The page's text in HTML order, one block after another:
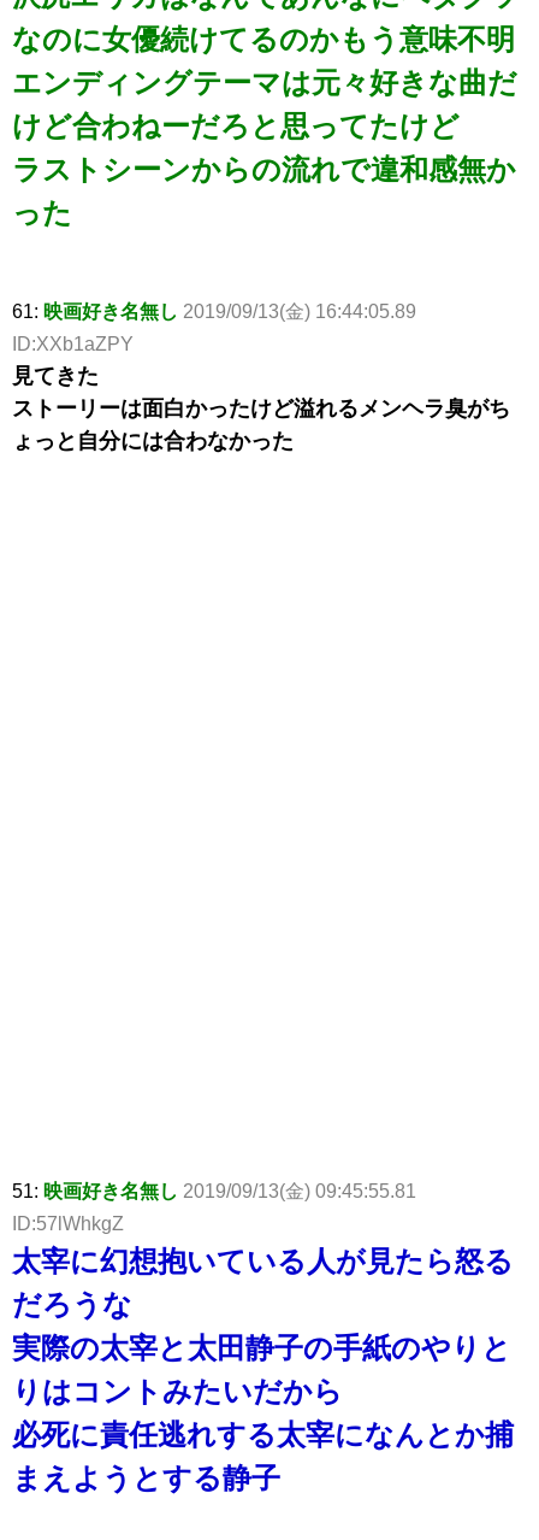
なのに女優続けてるのかもう意味不明
エンディングテーマは元々好きな曲だ
けど合わねーだろと思ってたけど
ラストシーンからの流れで違和感無か
った
61: 映画好き名無し 2019/09/13(金) 16:44:05.89
ID:XXb1aZPY
見てきた
ストーリーは面白かったけど溢れるメンヘラ臭がち
ょっと自分には合わなかった
51: 映画好き名無し 2019/09/13(金) 09:45:55.81
ID:57lWhkgZ
太宰に幻想抱いている人が見たら怒る
だろうな
実際の太宰と太田静子の手紙のやりと
りはコントみたいだから
必死に責任逃れする太宰になんとか捕
まえようとする静子